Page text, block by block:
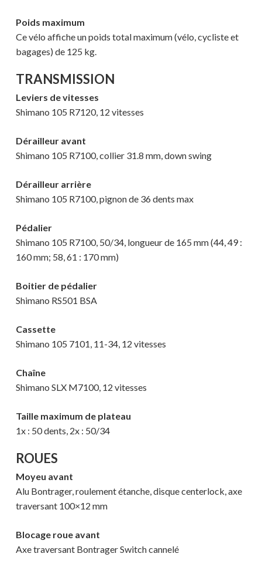
Poids maximum
Ce vélo affiche un poids total maximum (vélo, cycliste et
bagages) de 125 kg.
TRANSMISSION
Leviers de vitesses
Shimano 105 R7120, 12 vitesses
Dérailleur avant
Shimano 105 R7100, collier 31.8 mm, down swing
Dérailleur arrière
Shimano 105 R7100, pignon de 36 dents max
Pédalier
Shimano 105 R7100, 50/34, longueur de 165 mm (44, 49 :
160 mm; 58, 61 : 170 mm)
Boitier de pédalier
Shimano RS501 BSA
Cassette
Shimano 105 7101, 11-34, 12 vitesses
Chaîne
Shimano SLX M7100, 12 vitesses
Taille maximum de plateau
1x : 50 dents, 2x : 50/34
ROUES
Moyeu avant
Alu Bontrager, roulement étanche, disque centerlock, axe
traversant 100×12 mm
Blocage roue avant
Axe traversant Bontrager Switch cannelé